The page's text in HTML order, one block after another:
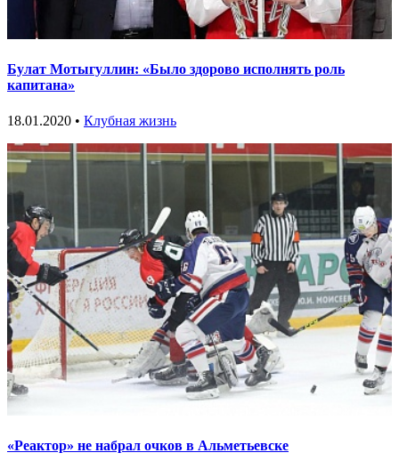
Булат Мотыгуллин: «Было здорово исполнять роль
капитана»
18.01.2020 • Клубная жизнь
«Реактор» не набрал очков в Альметьевске